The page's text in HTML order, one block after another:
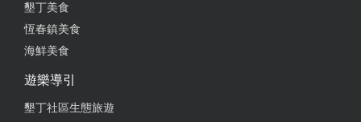
墾丁美食
恆春鎮美食
海鮮美食
遊樂導引
墾丁社區生態旅遊